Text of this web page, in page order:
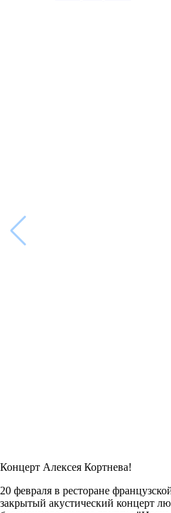
Концерт Алексея Кортнева!
20 февраля в ресторане
закрытый акустический концерт